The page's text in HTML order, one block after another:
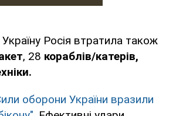
Росія втратила також
, 28 кораблів/катерів,
оборони України вразили